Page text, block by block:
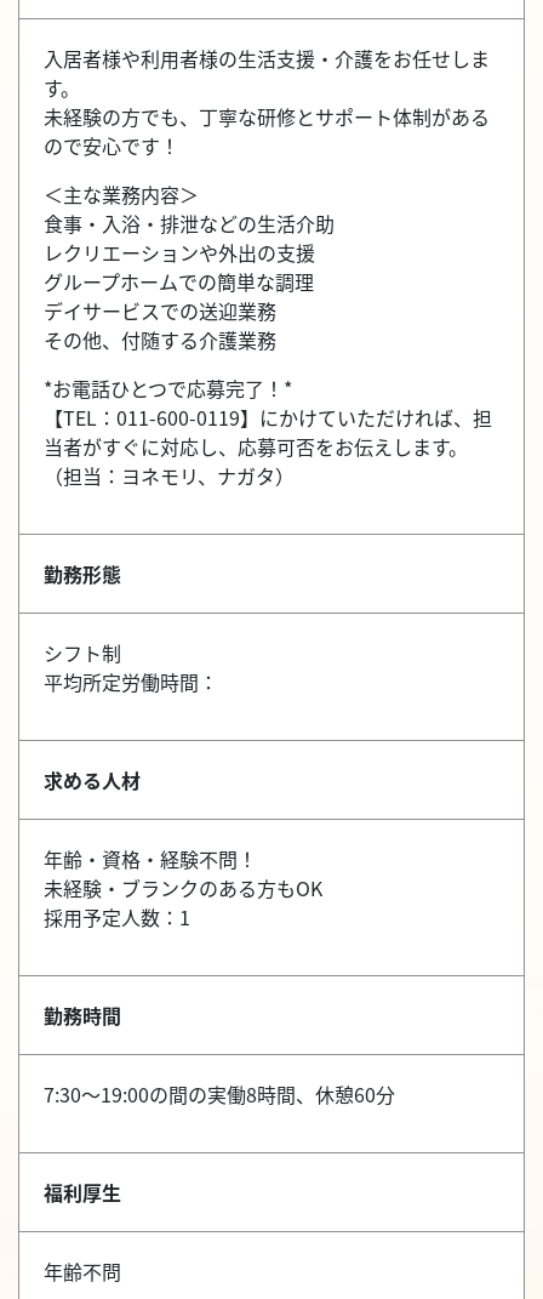
入居者様や利用者様の生活支援・介護をお任せしま
す。
未経験の方でも、丁寧な研修とサポート体制がある
ので安心です！
＜主な業務内容＞
食事・入浴・排泄などの生活介助
レクリエーションや外出の支援
グループホームでの簡単な調理
デイサービスでの送迎業務
その他、付随する介護業務
*お電話ひとつで応募完了！*
【TEL：011-600-0119】にかけていただければ、担
当者がすぐに対応し、応募可否をお伝えします。
（担当：ヨネモリ、ナガタ）
勤務形態
シフト制
平均所定労働時間：
求める人材
年齢・資格・経験不問！
未経験・ブランクのある方もOK
採用予定人数：1
勤務時間
7:30～19:00の間の実働8時間、休憩60分
福利厚生
年齢不問